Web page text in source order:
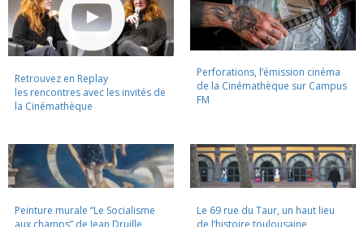
Retrouvez en Replay
les rencontres avec les invités de
la Cinémathèque
Perforations, l’émission cinéma
de la Cinémathèque sur Campus
FM
Peinture murale “Le Socialisme
aux champs” de Jean Druille,
Le 69 rue du Taur, un haut lieu
de l’histoire toulousaine